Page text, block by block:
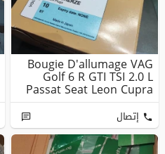
Bougie D'allumage VAG
Golf 6 R GTI TSI 2.0 L
Passat Seat Leon Cupra
إتصال